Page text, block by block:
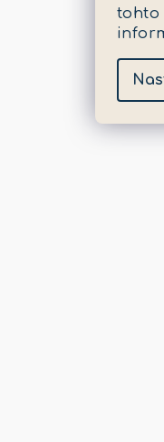
tohto